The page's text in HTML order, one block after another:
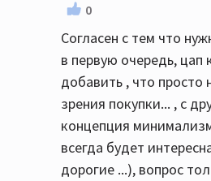
0
Согласен с тем что
в первую очередь, цап
добавить , что просто
зрения покупки... , с
концепция
всегда будет
дорогие ...), вопрос